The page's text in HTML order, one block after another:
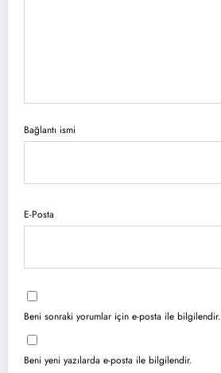
Bağlantı ismi
E-Posta
Beni sonraki yorumlar için e-posta ile bilgilendir.
Beni yeni yazılarda e-posta ile bilgilendir.